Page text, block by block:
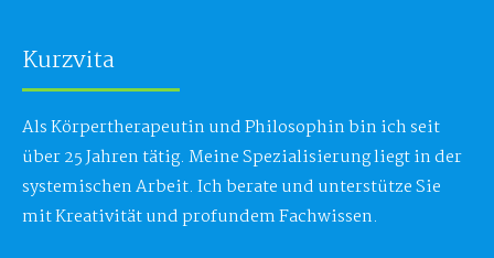
Kurzvita
Als Körpertherapeutin und Philosophin bin ich seit
über 25 Jahren tätig. Meine Spezialisierung liegt in der
systemischen Arbeit. Ich berate und unterstütze Sie
mit Kreativität und profundem Fachwissen.